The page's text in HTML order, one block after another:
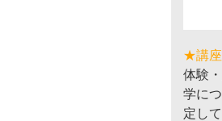
★講座
体験
学に
定し